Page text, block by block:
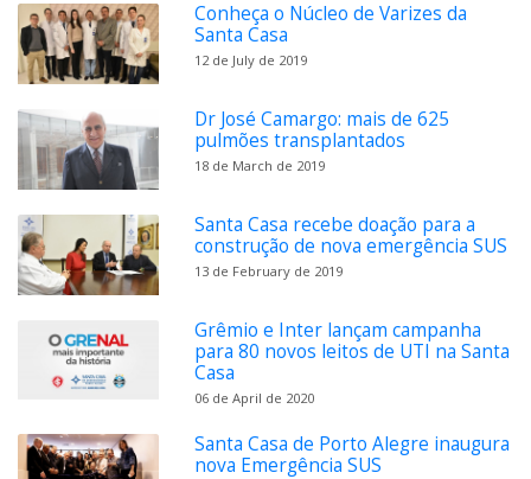
Conheça o Núcleo de Varizes da
Santa Casa
12 de July de 2019
Dr José Camargo: mais de 625
pulmões transplantados
18 de March de 2019
Santa Casa recebe doação para a
construção de nova emergência SUS
13 de February de 2019
Grêmio e Inter lançam campanha
para 80 novos leitos de UTI na Santa
Casa
06 de April de 2020
Santa Casa de Porto Alegre inaugura
nova Emergência SUS